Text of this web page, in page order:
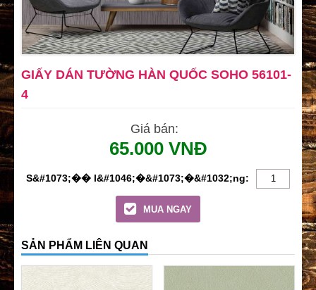
GIẤY DÁN TƯỜNG HÀN QUỐC SOHO 56101-
4
Giá bán:
65.000 VNĐ
MUA NGAY
SẢN PHẨM LIÊN QUAN